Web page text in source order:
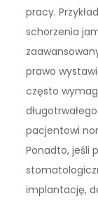
pracy.
schorzenia
prawo
często
pacjentowi
Ponadto, jeśli
implantację,